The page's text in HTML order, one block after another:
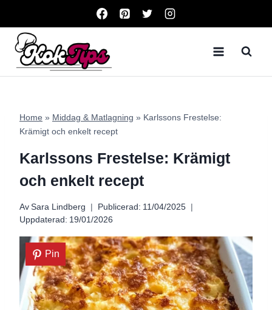
content
Home » Middag & Matlagning » Karlssons Frestelse:
Krämigt och enkelt recept
Karlssons Frestelse: Krämigt
och enkelt recept
Av Sara Lindberg Publicerad: 11/04/2025
Uppdaterad: 19/01/2026
Pin